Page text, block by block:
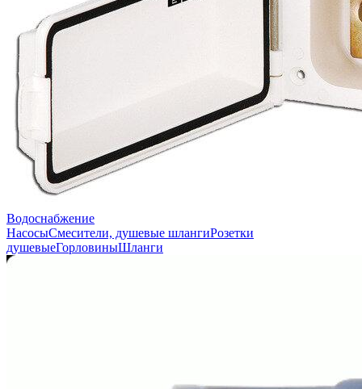
Водоснабжение
НасосыСмесители, душевые шлангиРозетки
душевыеГорловиныШланги